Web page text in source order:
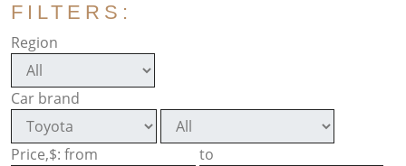
FILTERS:
Region
Car brand
Price,$: from to